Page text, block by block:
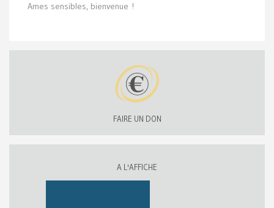
Ames sensibles, bienvenue !
FAIRE UN DON
A L'AFFICHE